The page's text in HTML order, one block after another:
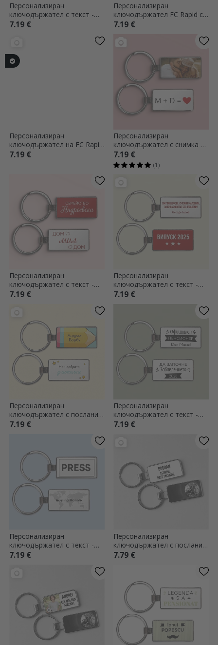
Персонализиран
ключодържател с текст -
HR
7.19 €
Персонализиран
ключодържател FC Rapid с
фотография
7.19 €
Персонализиран
ключодържател на FC Rapid
с текст - Rapidul din Giulesti
7.19 €
Персонализиран
ключодържател с снимка и
текст - Любов
7.19 €
(1)
Персонализиран
ключодържател с текст -
Начало
7.19 €
Персонализиран
ключодържател с текст -
Пенсионер
7.19 €
Персонализиран
ключодържател с послание
за учители
7.19 €
Персонализиран
ключодържател с текст -
Пенсиониране
7.19 €
Персонализиран
ключодържател с текст -
Журналист
7.19 €
Персонализиран
ключодържател с послание
- модел футбол
7.79 €